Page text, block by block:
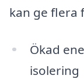
kan ge flera
Ökad
isolering